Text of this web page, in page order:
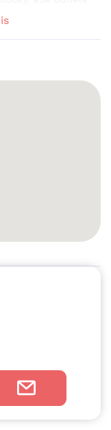
Evropě.
protože na
chůze,
ve své
naši
čerstvého vzduchu
na ně zapůsobte
Ostravy,
svou firmu zázemí
v Regus
V našich
velké velikosti je
jen na rozvoj
pronajmout
a můžete si ji